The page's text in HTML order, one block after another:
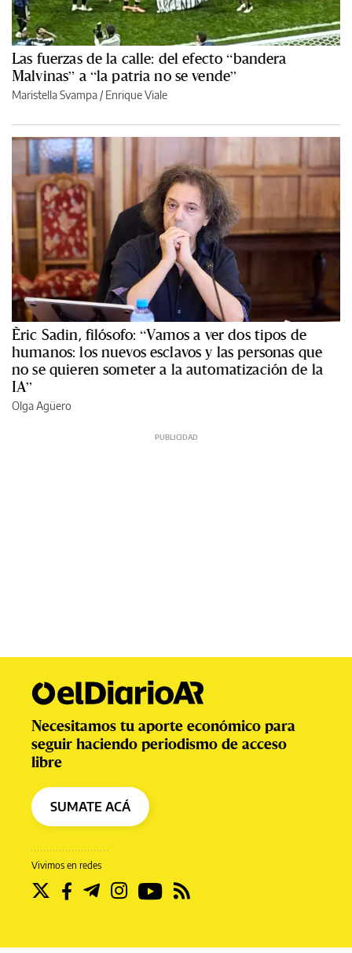
Las fuerzas de la calle: del efecto “bandera
Malvinas” a “la patria no se vende”
Maristella Svampa /Enrique Viale
Èric Sadin, filósofo: “Vamos a ver dos tipos de
humanos: los nuevos esclavos y las personas que
no se quieren someter a la automatización de la
IA”
Olga Agüero
Vivimos en redes
Necesitamos tu aporte económico para
seguir haciendo periodismo de acceso
libre
SUMATE ACÁ